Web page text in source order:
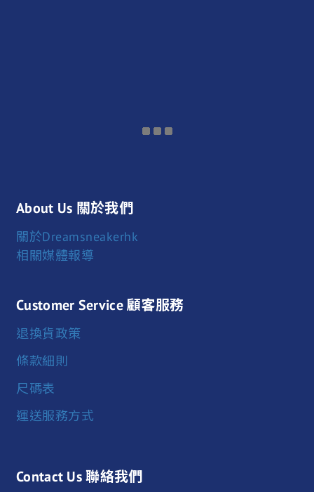
About Us 關於我們
關於Dreamsneakerhk
相關媒體報導
Customer Service 顧客服務
退換貨政策
條款細則
尺碼表
運送服務方式
Contact Us 聯絡我們